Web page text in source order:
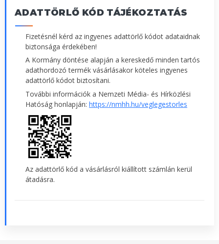
ADATTÖRLŐ KÓD TÁJÉKOZTATÁS
Fizetésnél kérd az ingyenes adattörlő kódot adataidnak
biztonsága érdekében!
A Kormány döntése alapján a kereskedő minden tartós
adathordozó termék vásárlásakor köteles ingyenes
adattörlő kódot biztosítani.
További információk a Nemzeti Média- és Hírközlési
Hatóság honlapján: https://nmhh.hu/veglegestorles
Az adattörlő kód a vásárlásról kiállított számlán kerül
átadásra.